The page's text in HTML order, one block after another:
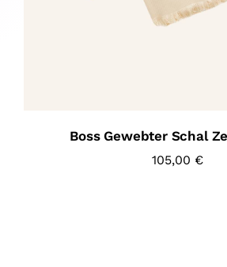
Boss Gewebter Schal
105,00 €